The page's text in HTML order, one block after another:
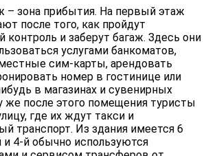
– зона прибытия. На первый этаж
после того, как пройдут
контроль и заберут багаж. Здесь они
услугами банкоматов,
сим-карты, арендовать
номер в гостинице или
в магазинах и сувенирных
же после этого помещения туристы
где их ждут такси и
транспорт. Из здания имеется 6
4-й обычно используются